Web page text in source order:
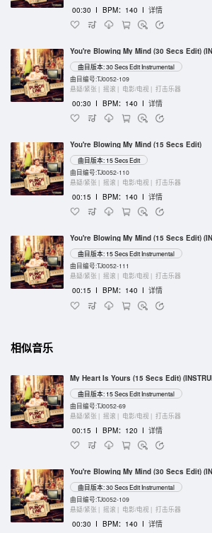
00:30 I BPM：140 I 详情
You're Blowing My Mind (30 Secs Edit)
曲目版本: 30 Secs Edit Instrumental
曲目编号:TJ0052-109
悬疑/紧张 | 摇滚 | 电影/电视 | 打击乐器
00:30 I BPM：140 I 详情
You're Blowing My Mind (15 Secs Edit)
曲目版本: 15 Secs Edit
曲目编号:TJ0052-110
悬疑/紧张 | 摇滚 | 电影/电视 | 打击乐器
00:15 I BPM：140 I 详情
You're Blowing My Mind (15 Secs Edit)
曲目版本: 15 Secs Edit Instrumental
曲目编号:TJ0052-111
悬疑/紧张 | 摇滚 | 电影/电视 | 打击乐器
00:15 I BPM：140 I 详情
相似音乐
My Heart Is Yours (15 Secs Edit)
曲目版本: 15 Secs Edit Instrumental
曲目编号:TJ0052-69
悬疑/紧张 | 摇滚 | 电影/电视 | 打击乐器
00:15 I BPM：120 I 详情
You're Blowing My Mind (30 Secs Edit)
曲目版本: 30 Secs Edit Instrumental
曲目编号:TJ0052-109
悬疑/紧张 | 摇滚 | 电影/电视 | 打击乐器
00:30 I BPM：140 I 详情